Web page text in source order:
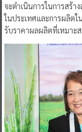
จะดำเนินการในการสร้า
ในประเทศและการผลิตใ
รับราคาผลผลิตที่เหมาะ